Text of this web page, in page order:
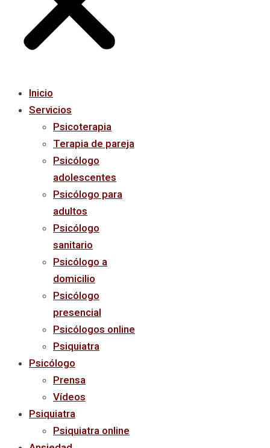
Inicio
Servicios
Psicoterapia
Terapia de pareja
Psicólogo
adolescentes
Psicólogo para
adultos
Psicólogo
sanitario
Psicólogo a
domicilio
Psicólogo
presencial
Psicólogos online
Psiquiatra
Psicólogo
Prensa
Vídeos
Psiquiatra
Psiquiatra online